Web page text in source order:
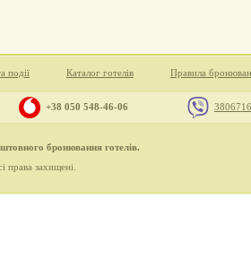
події Каталог готелів Правила
+38 050 548-46-06
бронювання готелів.
захищені.